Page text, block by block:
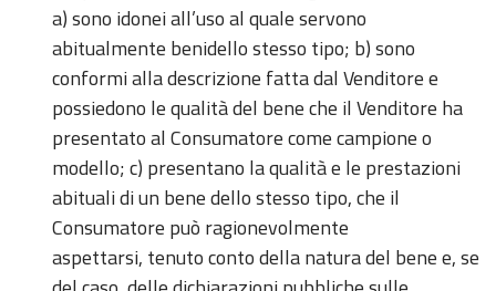
a) sono idonei all’uso al quale servono
abitualmente benidello stesso tipo; b) sono
conformi alla descrizione fatta dal Venditore e
possiedono le qualità del bene che il Venditore ha
presentato al Consumatore come campione o
modello; c) presentano la qualità e le prestazioni
abituali di un bene dello stesso tipo, che il
Consumatore può ragionevolmente
aspettarsi, tenuto conto della natura del bene e, se